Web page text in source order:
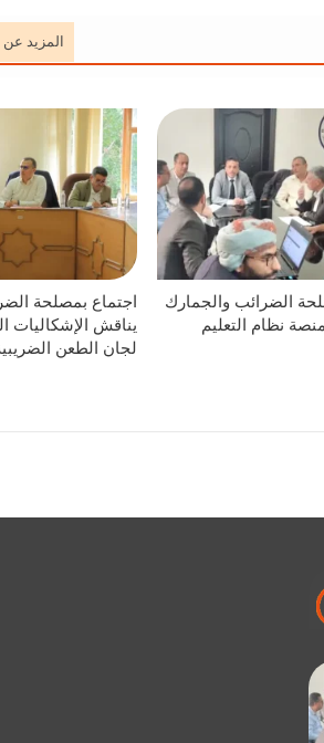
المزيد
الضرائب والجمارك
نظام التعليم
اجتماع بمصلحة
يناقش الإشكاليات
لجان الطعن